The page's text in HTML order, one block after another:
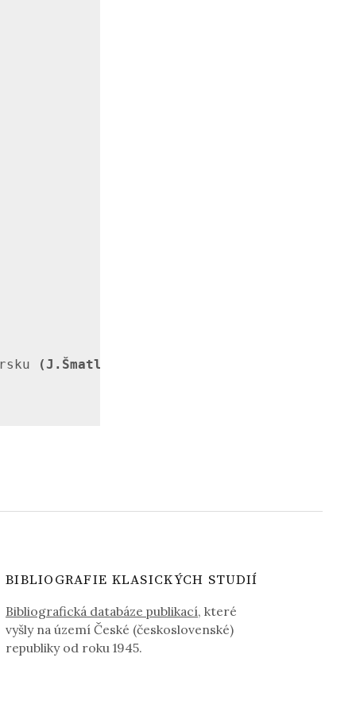
(J.Šmatlák)
BIBLIOGRAFIE KLASICKÝCH STUDIÍ
Bibliografická databáze publikací, které
vyšly na území České (československé)
republiky od roku 1945.